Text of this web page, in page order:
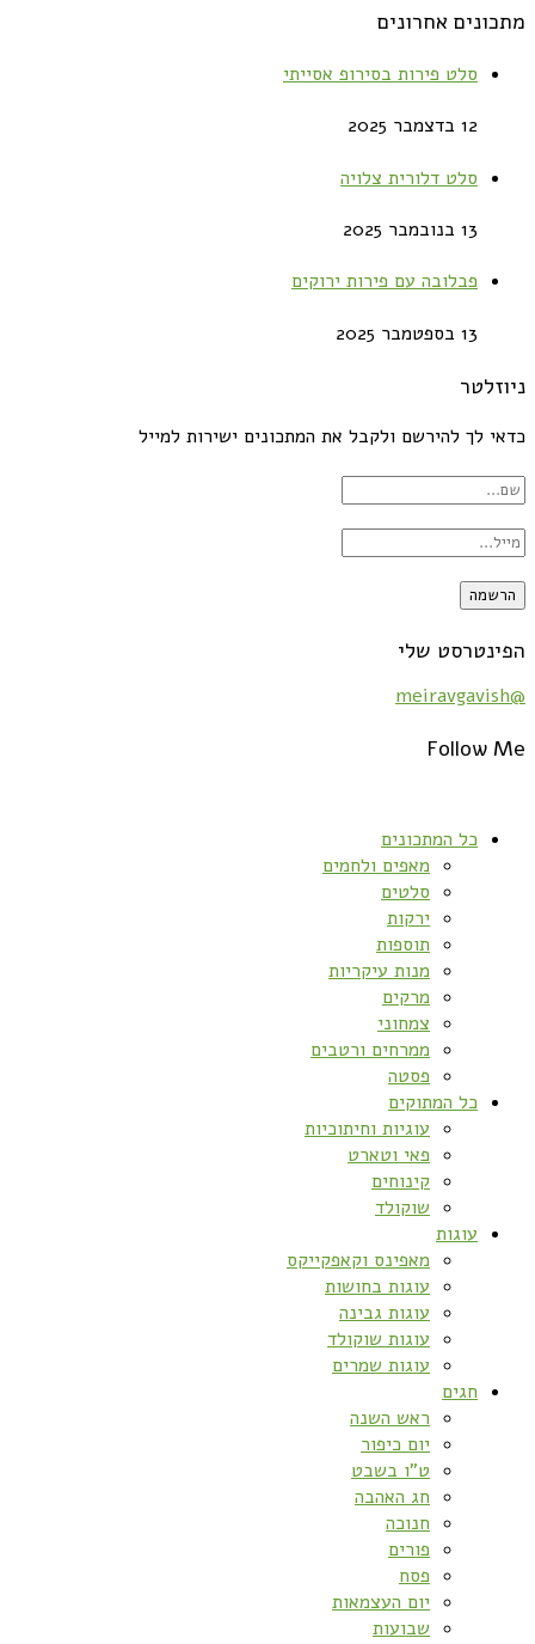
מתכונים אחרונים
סלט פירות בסירופ אסייתי
12 בדצמבר 2025
סלט דלורית צלויה
13 בנובמבר 2025
פבלובה עם פירות ירוקים
13 בספטמבר 2025
ניוזלטר
כדאי לך להירשם ולקבל את המתכונים ישירות למייל
הפינטרסט שלי
@meiravgavish
Follow Me
כל המתכונים
מאפים ולחמים
סלטים
ירקות
תוספות
מנות עיקריות
מרקים
צמחוני
ממרחים ורטבים
פסטה
כל המתוקים
עוגיות וחיתוכיות
פאי וטארט
קינוחים
שוקולד
עוגות
מאפינס וקאפקייקס
עוגות בחושות
עוגות גבינה
עוגות שוקולד
עוגות שמרים
חגים
ראש השנה
יום כיפור
ט”ו בשבט
חג האהבה
חנוכה
פורים
פסח
יום העצמאות
שבועות